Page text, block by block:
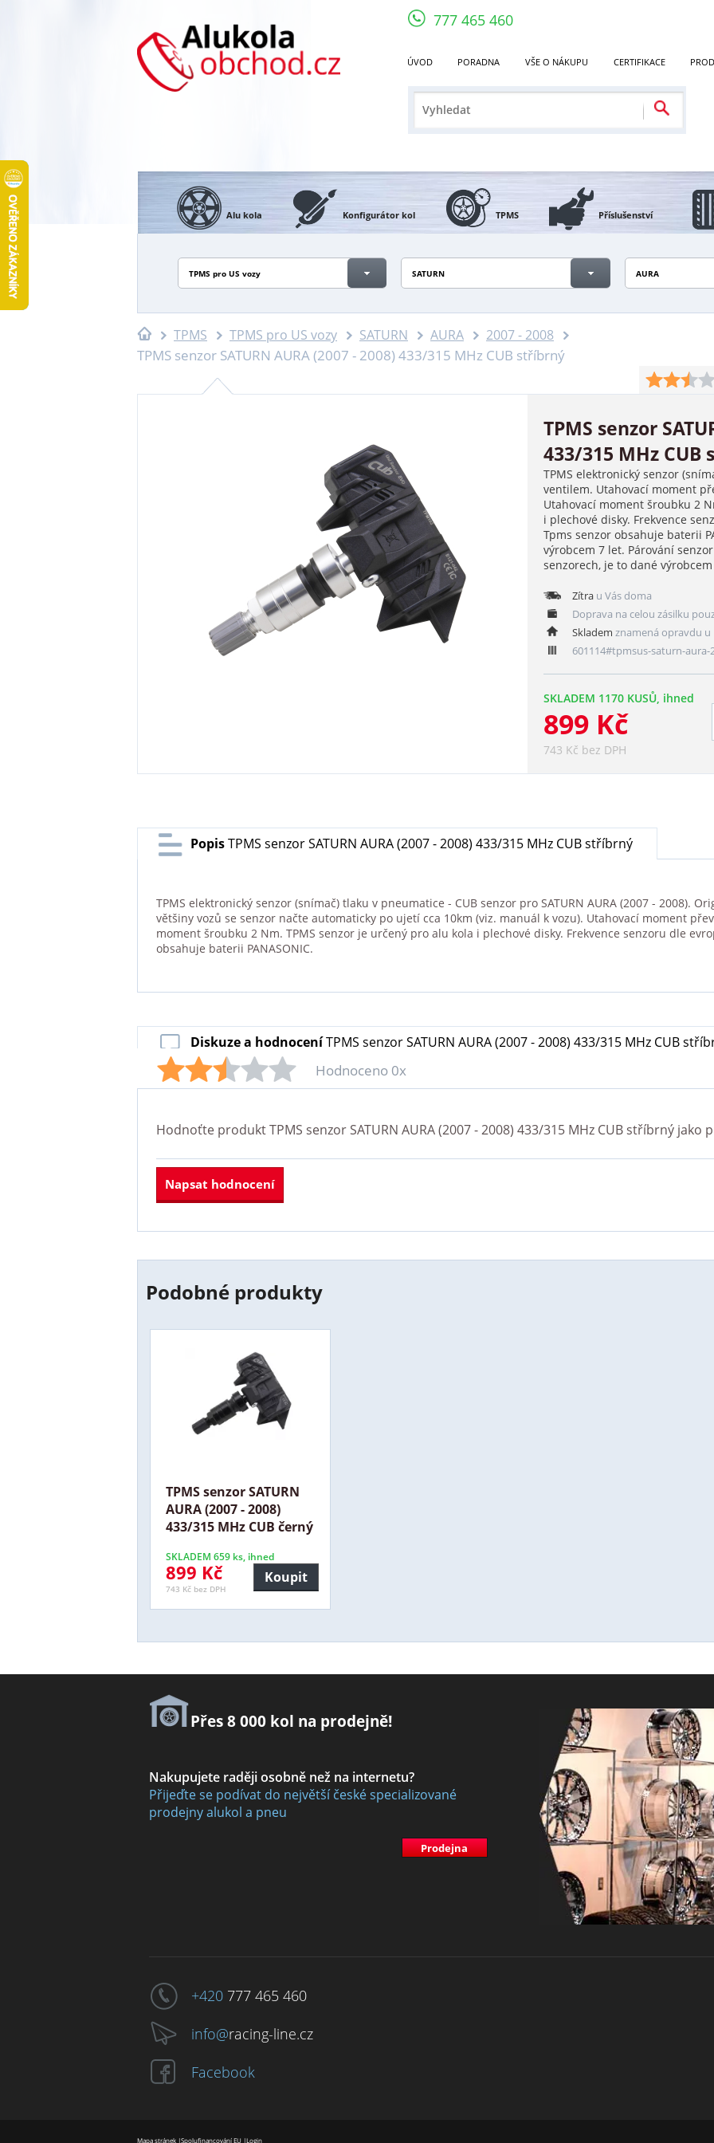
777 465 460
ÚVOD PORADNA VŠE O NÁKUPU CERTIFIKACE
Alu kola Konfigurátor kol TPMS Příslušenství
TPMS pro US vozy SATURN AURA
TPMS TPMS pro US vozy SATURN AURA 2007 - 2008
TPMS senzor SATURN AURA (2007 - 2008) 433/315 MHz CUB stříbrný
TPMS senzor
433/315 MHz
TPMS elektronický senzor
ventilem. Utahovací moment
Utahovací moment šroubku 2
i plechové disky. Frekvence
Tpms senzor obsahuje baterii
výrobcem 7 let. Párování
senzorech, je to dané
Zítra u Vás doma
Doprava na celou zásilku
Skladem znamená opravdu u
601114#tpmsus-saturn-aura-
SKLADEM 1170 KUSŮ, ihned
899 Kč
743 Kč bez DPH
PopisTPMS senzor SATURN AURA (2007 - 2008) 433/315 MHz CUB stříbrný
TPMS elektronický senzor (snímač) tlaku v pneumatice - CUB senzor pro SATURN AURA (2007 - 2008).
většiny vozů se senzor načte automaticky po ujetí cca 10km (viz. manuál k vozu). Utahovací moment
moment šroubku 2 Nm. TPMS senzor je určený pro alu kola i plechové disky. Frekvence senzoru dle
obsahuje baterii PANASONIC.
Diskuze a hodnoceníTPMS senzor SATURN AURA (2007 - 2008) 433/315 MHz CUB
Hodnoceno 0x
Hodnoťte produktTPMS senzor SATURN AURA (2007 - 2008) 433/315 MHz CUB stříbrný jako
Napsat hodnocení
Podobné produkty
TPMS senzor SATURN
AURA (2007 - 2008)
433/315 MHz CUB černý
SKLADEM 659 ks, ihned
899 Kč
743 Kč bez DPH
Koupit
Přes 8 000 kol na prodejně!
Nakupujete raději osobně než na internetu?
Přijeďte se podívat do největší české specializované
prodejny alukol a pneu
Prodejna
+420 777 465 460
info@racing-line.cz
Facebook
Mapa stránek |Spolufinancování EU |Login